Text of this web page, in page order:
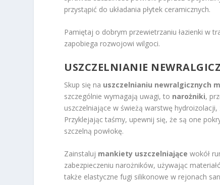
przystąpić do układania płytek ceramicznych.
Pamiętaj o dobrym przewietrzaniu łazienki w
zapobiega rozwojowi wilgoci.
USZCZELNIANIE
Skup się na uszczelnianiu newralgicznych
szczególnie wymagają uwagi, to narożniki,
uszczelniające w świeżą warstwę
Przyklejając taśmy, upewnij się, że są one
szczelną powłokę.
Zainstaluj mankiety uszczelniające wokół
zabezpieczeniu narożników, używając
także elastyczne fugi silikonowe w rejonach